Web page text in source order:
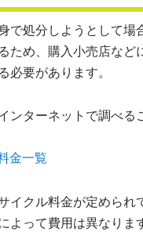
で処分しようとして場
ため、購入小売店など
必要があります。
ンターネットで調べる
金一覧
イクル料金が定められ
よって費用は異なりま